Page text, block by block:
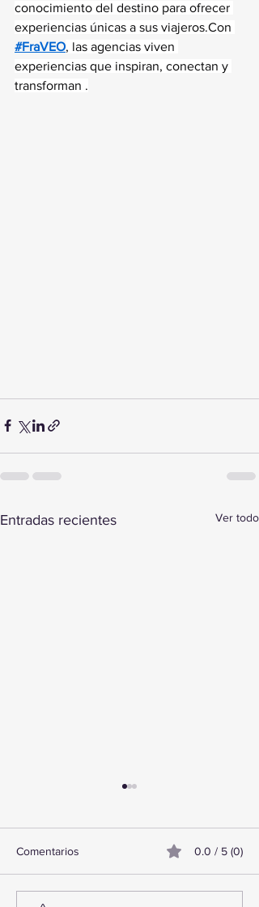
conocimiento del destino para ofrecer
experiencias únicas a sus viajeros.Con
#FraVEO, las agencias viven
experiencias que inspiran, conectan y
transforman .
Entradas recientes Ver todo
Comentarios 0.0 / 5 (0)